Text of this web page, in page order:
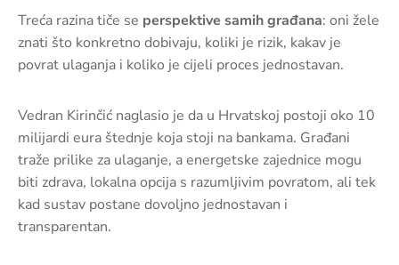
Treća razina tiče se perspektive samih građana: oni žele
znati što konkretno dobivaju, koliki je rizik, kakav je
povrat ulaganja i koliko je cijeli proces jednostavan.
Vedran Kirinčić naglasio je da u Hrvatskoj postoji oko 10
milijardi eura štednje koja stoji na bankama. Građani
traže prilike za ulaganje, a energetske zajednice mogu
biti zdrava, lokalna opcija s razumljivim povratom, ali tek
kad sustav postane dovoljno jednostavan i
transparentan.